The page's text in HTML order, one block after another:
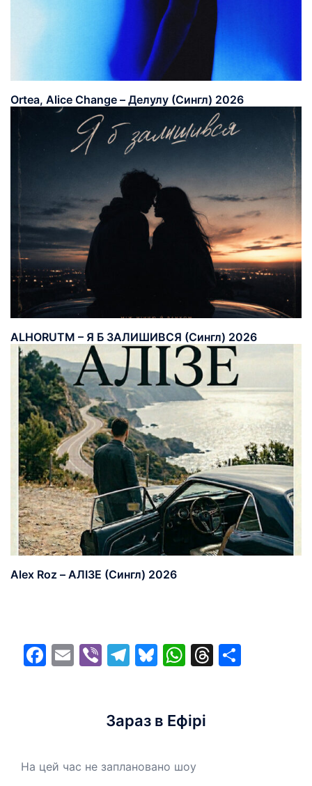
Ortea, Alice Change – Делулу (Сингл) 2026
ALHORUTM – Я Б ЗАЛИШИВСЯ (Сингл) 2026
Alex Roz – АЛІЗЕ (Сингл) 2026
Facebook
EmailViberTelegram
Bluesky
WhatsApp
Threads
Зараз в Ефірі
На цей час не заплановано шоу